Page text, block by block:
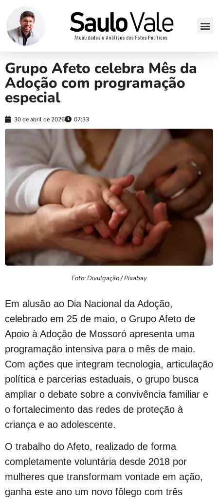
Grupo Afeto celebra Mês da
Adoção com programação
especial
30 de abril de 2026 07:33
Foto: Divulgação / Pixabay
Em alusão ao Dia Nacional da Adoção,
celebrado em 25 de maio, o Grupo Afeto de
Apoio à Adoção de Mossoró apresenta uma
programação intensiva para o mês de maio.
Com ações que integram tecnologia, articulação
política e parcerias estaduais, o grupo busca
ampliar o debate sobre a convivência familiar e
o fortalecimento das redes de proteção à
criança e ao adolescente.
O trabalho do Afeto, realizado de forma
completamente voluntária desde 2018 por
mulheres que transformam vontade em ação,
ganha este ano um novo fôlego com três